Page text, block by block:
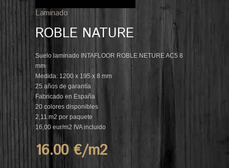
Laminado
ROBLE NATURE
Suelo laminado INTAFLOOR ROBLE NETURE AC5 8
mm
Medida: 1200 x 195 x 8 mm
25 años de garantía
Fabricado en España
20 colores disponibles
2,11 m2 por paquete
16,00 eur/m2 IVA incluido
16.00 €/m2